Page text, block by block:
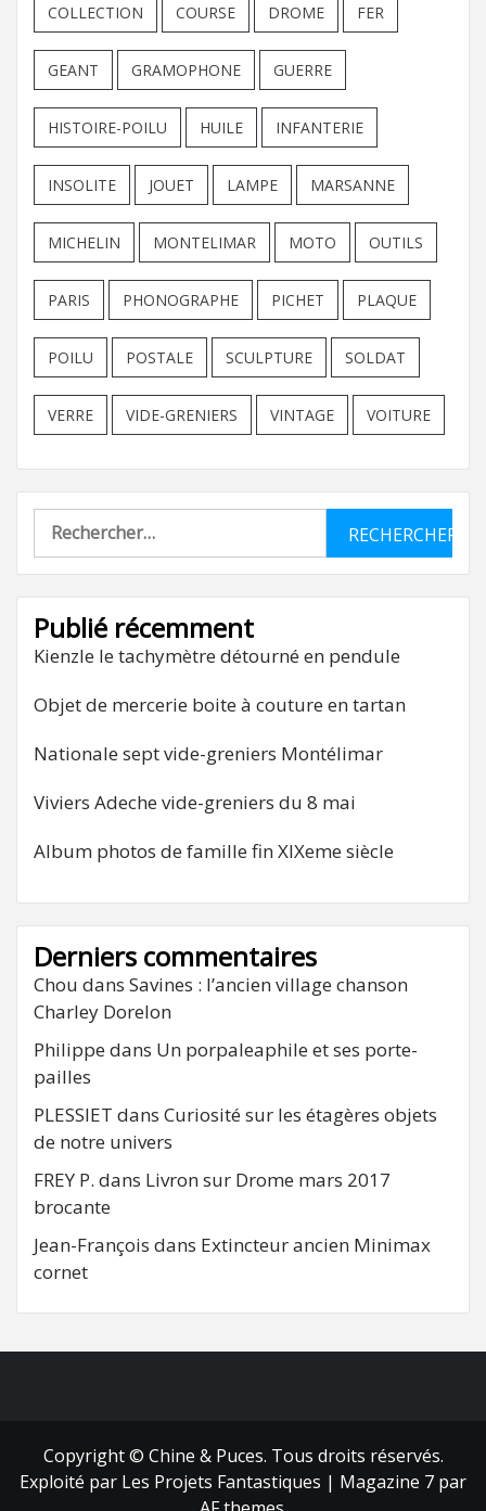
COLLECTION COURSE DROME FER
GEANT GRAMOPHONE GUERRE
HISTOIRE-POILU HUILE INFANTERIE
INSOLITE JOUET LAMPE MARSANNE
MICHELIN MONTELIMAR MOTO OUTILS
PARIS PHONOGRAPHE PICHET PLAQUE
POILU POSTALE SCULPTURE SOLDAT
VERRE VIDE-GRENIERS VINTAGE VOITURE
Rechercher :
Publié récemment
Kienzle le tachymètre détourné en pendule
Objet de mercerie boite à couture en tartan
Nationale sept vide-greniers Montélimar
Viviers Adeche vide-greniers du 8 mai
Album photos de famille fin XIXeme siècle
Derniers commentaires
Chou dans Savines : l’ancien village chanson
Charley Dorelon
Philippe dans Un porpaleaphile et ses porte-
pailles
PLESSIET dans Curiosité sur les étagères objets
de notre univers
FREY P. dans Livron sur Drome mars 2017
brocante
Jean-François dans Extincteur ancien Minimax
cornet
Copyright © Chine & Puces. Tous droits réservés.
Exploité par Les Projets Fantastiques | Magazine 7 par